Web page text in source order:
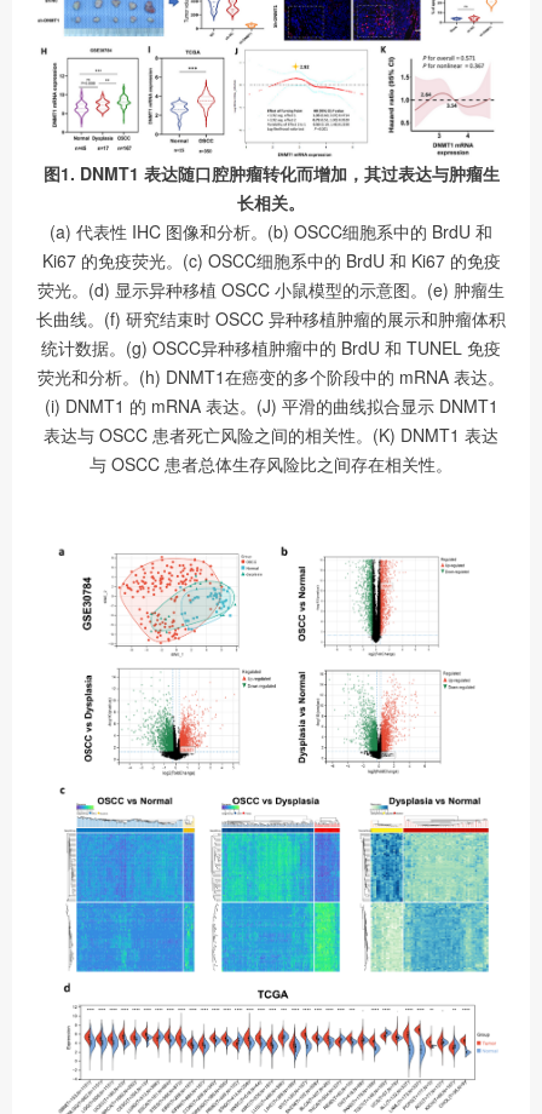
图1. DNMT1 表达随口腔肿瘤转化而增加，其过表达与肿瘤生
长相关。
(a) 代表性 IHC 图像和分析。(b) OSCC细胞系中的 BrdU 和
Ki67 的免疫荧光。(c) OSCC细胞系中的 BrdU 和 Ki67 的免疫
荧光。(d) 显示异种移植 OSCC 小鼠模型的示意图。(e) 肿瘤生
长曲线。(f) 研究结束时 OSCC 异种移植肿瘤的展示和肿瘤体积
统计数据。(g) OSCC异种移植肿瘤中的 BrdU 和 TUNEL 免疫
荧光和分析。(h) DNMT1在癌变的多个阶段中的 mRNA 表达。
(i) DNMT1 的 mRNA 表达。(J) 平滑的曲线拟合显示 DNMT1
表达与 OSCC 患者死亡风险之间的相关性。(K) DNMT1 表达
与 OSCC 患者总体生存风险比之间存在相关性。